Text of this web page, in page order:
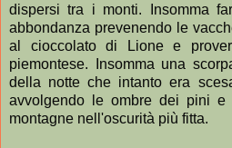
dispersi tra i monti. Insomma
abbondanza prevenendo le
al cioccolato di Lione e
piemontese. Insomma una
della notte che intanto era
avvolgendo le ombre dei pini
montagne nell'oscurità più fitta.